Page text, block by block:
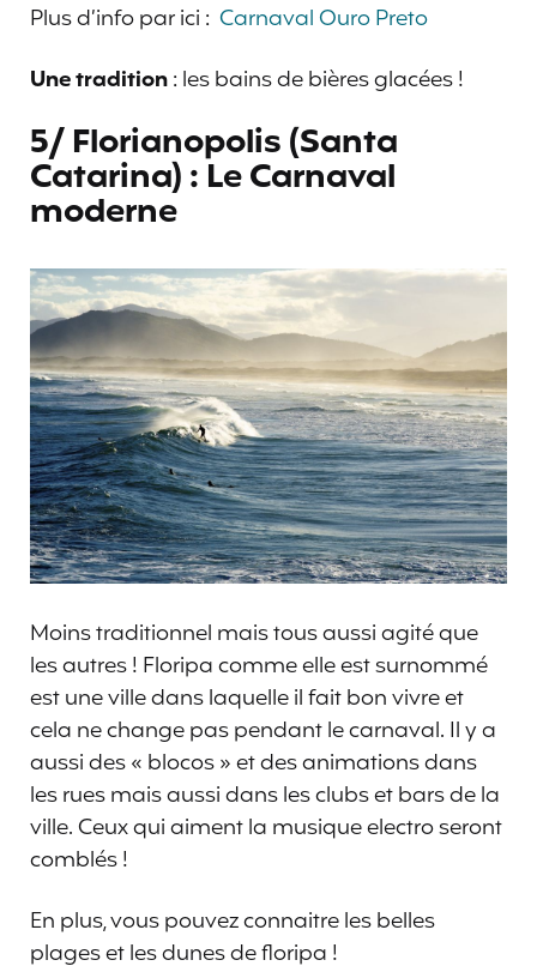
Plus d’info par ici : Carnaval Ouro Preto
Une tradition: les bains de bières glacées !
5/ Florianopolis (Santa
Catarina) : Le Carnaval
moderne
Moins traditionnel mais tous aussi agité que
les autres ! Floripa comme elle est surnommé
est une ville dans laquelle il fait bon vivre et
cela ne change pas pendant le carnaval. Il y a
aussi des « blocos » et des animations dans
les rues mais aussi dans les clubs et bars de la
ville. Ceux qui aiment la musique electro seront
comblés !
En plus, vous pouvez connaitre les belles
plages et les dunes de floripa !